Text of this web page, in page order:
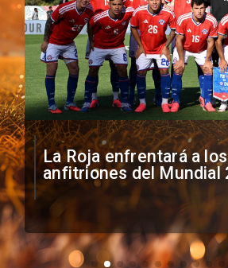
La Roja enfrentará a los
anfitriones del Mundial